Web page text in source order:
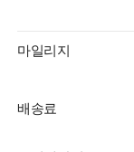
마일리지
배송료